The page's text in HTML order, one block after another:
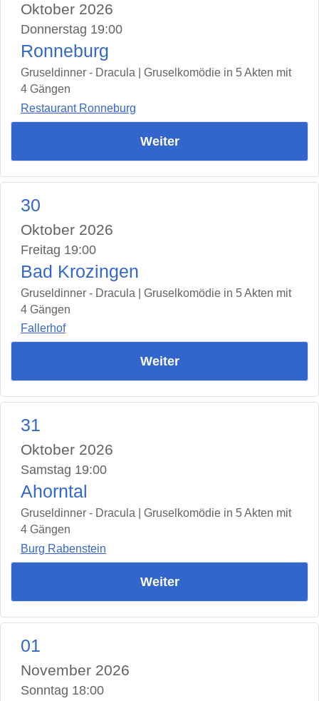
Oktober 2026
Donnerstag 19:00
Ronneburg
Gruseldinner - Dracula | Gruselkomödie in 5 Akten mit
4 Gängen
Restaurant Ronneburg
Weiter
30
Oktober 2026
Freitag 19:00
Bad Krozingen
Gruseldinner - Dracula | Gruselkomödie in 5 Akten mit
4 Gängen
Fallerhof
Weiter
31
Oktober 2026
Samstag 19:00
Ahorntal
Gruseldinner - Dracula | Gruselkomödie in 5 Akten mit
4 Gängen
Burg Rabenstein
Weiter
01
November 2026
Sonntag 18:00